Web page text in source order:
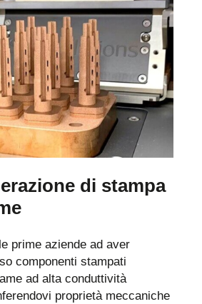
di stampa
prime aziende ad aver
componenti stampati
ad alta conduttività
proprietà meccaniche